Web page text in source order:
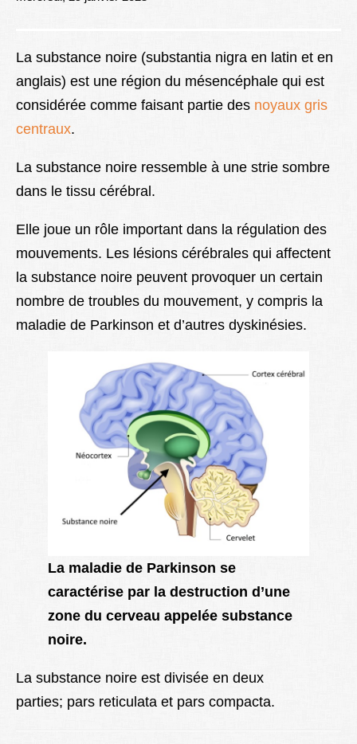
Better Health
La substance noire (substantia nigra en latin et en
anglais) est une région du mésencéphale qui est
considérée comme faisant partie des noyaux gris
centraux.
La substance noire ressemble à une strie sombre
dans le tissu cérébral.
Elle joue un rôle important dans la régulation des
mouvements. Les lésions cérébrales qui affectent
la substance noire peuvent provoquer un certain
nombre de troubles du mouvement, y compris la
maladie de Parkinson et d’autres dyskinésies.
La maladie de Parkinson se
caractérise par la destruction d’une
zone du cerveau appelée substance
noire.
La substance noire est divisée en deux
parties; pars reticulata et pars compacta.